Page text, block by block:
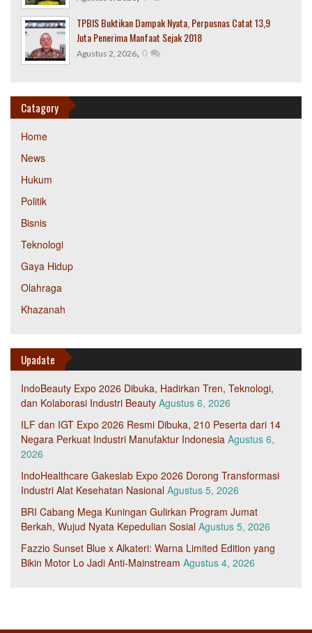
TPBIS Buktikan Dampak Nyata, Perpusnas Catat 13,9
Juta Penerima Manfaat Sejak 2018
Agustus 2, 2026, 0
Catagory
Home
News
Hukum
Politik
Bisnis
Teknologi
Gaya Hidup
Olahraga
Khazanah
Upadate
IndoBeauty Expo 2026 Dibuka, Hadirkan Tren, Teknologi,
dan Kolaborasi Industri Beauty Agustus 6, 2026
ILF dan IGT Expo 2026 Resmi Dibuka, 210 Peserta dari 14
Negara Perkuat Industri Manufaktur Indonesia Agustus 6,
2026
IndoHealthcare Gakeslab Expo 2026 Dorong Transformasi
Industri Alat Kesehatan Nasional Agustus 5, 2026
BRI Cabang Mega Kuningan Gulirkan Program Jumat
Berkah, Wujud Nyata Kepedulian Sosial Agustus 5, 2026
Fazzio Sunset Blue x Alkateri: Warna Limited Edition yang
Bikin Motor Lo Jadi Anti-Mainstream Agustus 4, 2026